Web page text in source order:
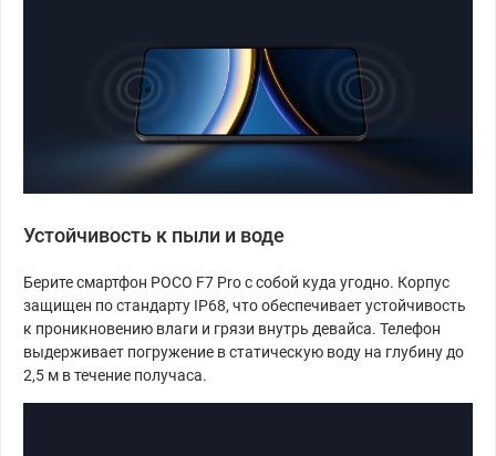
Устойчивость к пыли и воде
Берите смартфон POCO F7 Pro с собой куда угодно. Корпус
защищен по стандарту IP68, что обеспечивает устойчивость
к проникновению влаги и грязи внутрь девайса. Телефон
выдерживает погружение в статическую воду на глубину до
2,5 м в течение получаса.